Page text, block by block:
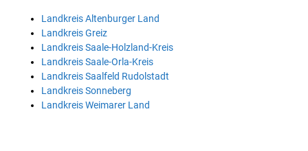
Landkreis Altenburger Land
Landkreis Greiz
Landkreis Saale-Holzland-Kreis
Landkreis Saale-Orla-Kreis
Landkreis Saalfeld Rudolstadt
Landkreis Sonneberg
Landkreis Weimarer Land